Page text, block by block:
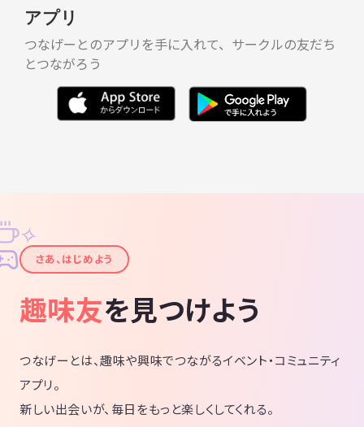
アプリ
つなげーとのアプリを手に入れて、サークルの友だち
とつながろう
✦
✧
さあ、はじめよう
趣味友を見つけよう
つなげーとは、趣味や興味でつながるイベント・コミュニティ
アプリ。
新しい出会いが、毎日をもっと楽しくしてくれる。